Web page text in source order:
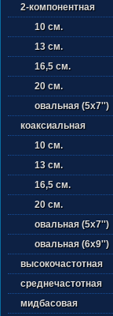
2-компонентная
10 см.
13 см.
16,5 см.
20 см.
овальная (5х7'')
коаксиальная
10 см.
13 см.
16,5 см.
20 см.
овальная (5х7'')
овальная (6х9'')
высокочастотная
среднечастотная
мидбасовая